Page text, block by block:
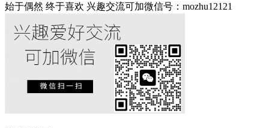
始于偶然 终于喜欢 兴趣交流可加微信号：mozhu12121